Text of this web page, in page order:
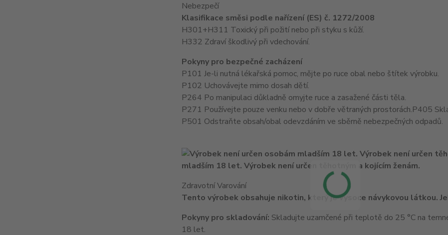
Nebezpečí
Klasifikace směsi podle nařízení (ES) č. 1272/2008
H301+H311 Toxický při požití nebo při styku s kůží.
H332 Zdraví škodlivý při vdechování.
Pokyny pro bezpečné zacházení
P101 Je-li nutná lékařská pomoc, mějte po ruce obal nebo štítek výrobku.
P102 Uchovávejte mimo dosah dětí.
P264 Po manipulaci důkladně omyjte ruce a zasažené části těla.
P271 Používejte pouze venku nebo v dobře větraných prostorách.P405
P501 Odstraňte obsah/obal odevzdáním ve sběrně nebezpečných odpadů.
mladším 18 let. Výrobek není určen těhotným a kojícím ženám.
Zdravotní Varování
Tento výrobek obsahuje nikotin, který je vysoce návykovou látkou.
Pokyny pro skladování: Skladujte uzamčené při teplotě do 25 °C na
18 let.